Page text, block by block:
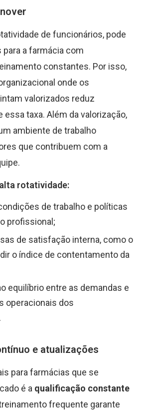
de funcionários, pode
a farmácia com
constantes. Por isso,
onde os
valorizados reduz
taxa. Além da valorização,
ambiente de trabalho
que contribuem com a
rotatividade:
de trabalho e políticas
profissional;
de satisfação interna, como o
o índice de contentamento da
equilíbrio entre as demandas e
operacionais dos
e atualizações
para farmácias que se
é a qualificação constante
frequente garante